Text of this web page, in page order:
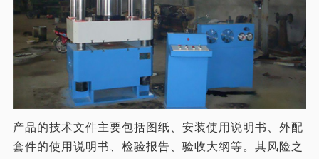
产品的技术文件主要包括图纸、安装使用说明书、外配
套件的使用说明书、检验报告、验收大纲等。其风险之